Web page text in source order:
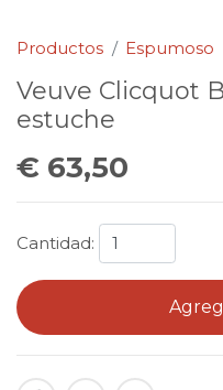
Productos Espumoso
Veuve Clicquot
estuche
€ 63,50
Cantidad: